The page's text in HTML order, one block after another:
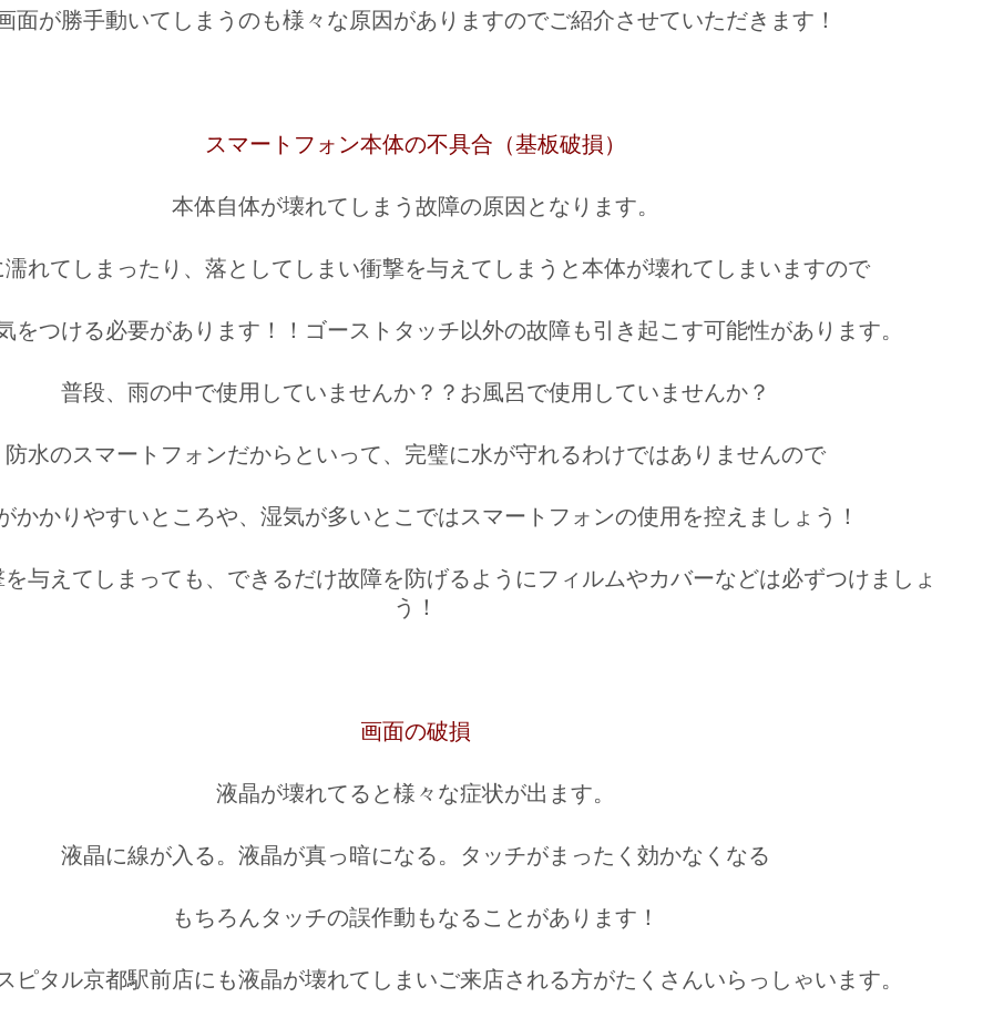
面が勝手動いてしまうのも様々な原因がありますのでご紹介させていただきます！
スマートフォン本体の不具合（基板破損）
本体自体が壊れてしまう故障の原因となります。
濡れてしまったり、落としてしまい衝撃を与えてしまうと本体が壊れてしまいますので
をつける必要があります！！ゴーストタッチ以外の故障も引き起こす可能性があります。
普段、雨の中で使用していませんか？？お風呂で使用していませんか？
防水のスマートフォンだからといって、完璧に水が守れるわけではありませんので
かかりやすいところや、湿気が多いとこではスマートフォンの使用を控えましょう！
与えてしまっても、できるだけ故障を防げるようにフィルムやカバーなどは必ずつけましょ
う！
画面の破損
液晶が壊れてると様々な症状が出ます。
液晶に線が入る。液晶が真っ暗になる。タッチがまったく効かなくなる
もちろんタッチの誤作動もなることがあります！
ピタル京都駅前店にも液晶が壊れてしまいご来店される方がたくさんいらっしゃいます。